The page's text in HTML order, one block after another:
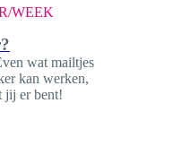
WEEK
wat mailtjes
kan werken,
jij er bent!